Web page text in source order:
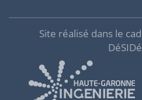
Site réalisé dans le